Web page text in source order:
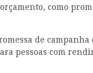
como
de
pessoas com